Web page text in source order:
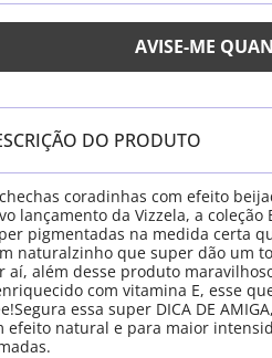
DO PRODUTO
coradinhas com efeito
lançamento da Vizzela, a
pigmentadas na medida certa
naturalzinho que super dão um
aí, além desse produto
com vitamina E, esse
essa super DICA DE
efeito natural e para maior